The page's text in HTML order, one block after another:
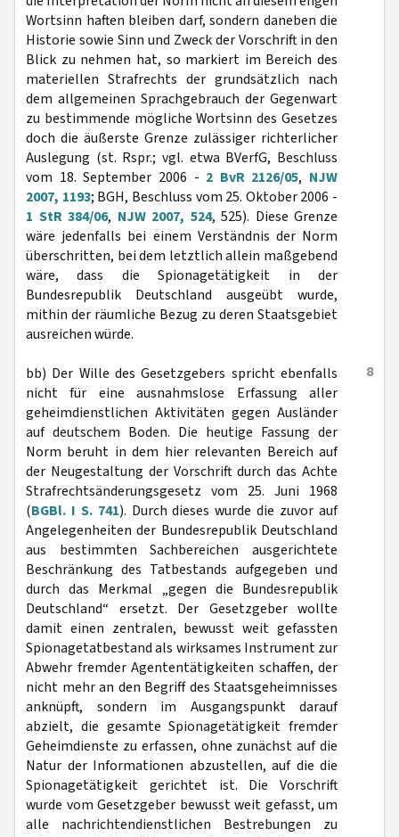
Wortsinn haften bleiben darf, sondern daneben die
Historie sowie Sinn und Zweck der Vorschrift in den
Blick zu nehmen hat, so markiert im Bereich des
materiellen Strafrechts der grundsätzlich nach
dem allgemeinen Sprachgebrauch der Gegenwart
zu bestimmende mögliche Wortsinn des Gesetzes
doch die äußerste Grenze zulässiger richterlicher
Auslegung (st. Rspr.; vgl. etwa BVerfG, Beschluss
vom 18. September 2006 - 2 BvR 2126/05, NJW
2007, 1193; BGH, Beschluss vom 25. Oktober 2006 -
1 StR 384/06, NJW 2007, 524, 525). Diese Grenze
wäre jedenfalls bei einem Verständnis der Norm
überschritten, bei dem letztlich allein maßgebend
wäre, dass die Spionagetätigkeit in der
Bundesrepublik Deutschland ausgeübt wurde,
mithin der räumliche Bezug zu deren Staatsgebiet
ausreichen würde.
8
bb) Der Wille des Gesetzgebers spricht ebenfalls
nicht für eine ausnahmslose Erfassung aller
geheimdienstlichen Aktivitäten gegen Ausländer
auf deutschem Boden. Die heutige Fassung der
Norm beruht in dem hier relevanten Bereich auf
der Neugestaltung der Vorschrift durch das Achte
Strafrechtsänderungsgesetz vom 25. Juni 1968
(BGBl. I S. 741). Durch dieses wurde die zuvor auf
Angelegenheiten der Bundesrepublik Deutschland
aus bestimmten Sachbereichen ausgerichtete
Beschränkung des Tatbestands aufgegeben und
durch das Merkmal „gegen die Bundesrepublik
Deutschland“ ersetzt. Der Gesetzgeber wollte
damit einen zentralen, bewusst weit gefassten
Spionagetatbestand als wirksames Instrument zur
Abwehr fremder Agententätigkeiten schaffen, der
nicht mehr an den Begriff des Staatsgeheimnisses
anknüpft, sondern im Ausgangspunkt darauf
abzielt, die gesamte Spionagetätigkeit fremder
Geheimdienste zu erfassen, ohne zunächst auf die
Natur der Informationen abzustellen, auf die die
Spionagetätigkeit gerichtet ist. Die Vorschrift
wurde vom Gesetzgeber bewusst weit gefasst, um
alle nachrichtendienstlichen Bestrebungen zu